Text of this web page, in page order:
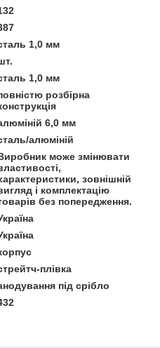
1,0 мм
1,0 мм
розбірна
6,0 мм
алюміній
може змінювати
зовнішній
і комплектацію
без попередження.
плівка
під срібло